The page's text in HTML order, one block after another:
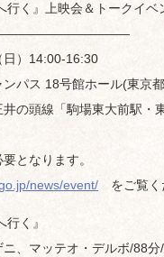
行く』上映会＆トークイベ
日）14:00-16:30
パス 18号館ホール(東京
の頭線「駒場東大前駅・
となります。
news/event/ をご覧く
く』
、マッテオ・デルボ/88